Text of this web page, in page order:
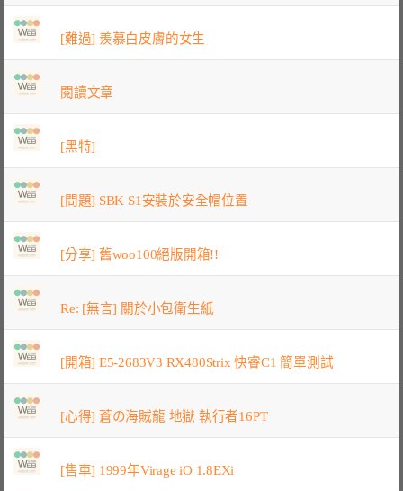
[難過] 羨慕白皮膚的女生
閱讀文章
[黑特]
[問題] SBK S1安裝於安全帽位置
[分享] 舊woo100絕版開箱!!
Re: [無言] 關於小包衛生紙
[開箱] E5-2683V3 RX480Strix 快睿C1 簡單測試
[心得] 蒼の海賊龍 地獄 執行者16PT
[售車] 1999年Virage iO 1.8EXi